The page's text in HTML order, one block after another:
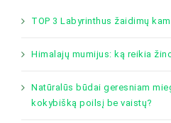
TOP 3 Labyrinthus žaidimų
Himalajų mumijus: ką reikia
Natūralūs būdai geresniam
kokybišką poilsį be vaistų?